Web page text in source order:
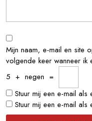
Mijn naam, e-mail en site
volgende keer wanneer ik
5 + negen =
Stuur mij een e-mail
Stuur mij een e-mail als